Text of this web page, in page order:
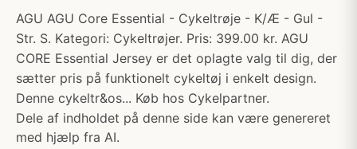
AGU AGU Core Essential - Cykeltrøje - K/Æ - Gul -
Str. S. Kategori: Cykeltrøjer. Pris: 399.00 kr. AGU
CORE Essential Jersey er det oplagte valg til dig, der
sætter pris på funktionelt cykeltøj i enkelt design.
Denne cykeltr&os... Køb hos Cykelpartner.
Dele af indholdet på denne side kan være genereret
med hjælp fra AI.